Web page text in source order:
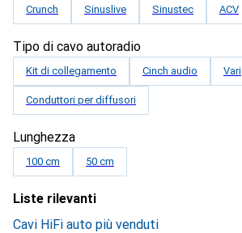
Crunch Sinuslive Sinustec ACV
Tipo di cavo autoradio
Kit di collegamento Cinch audio Vari
Conduttori per diffusori
Lunghezza
100 cm 50 cm
Liste rilevanti
Cavi HiFi auto più venduti